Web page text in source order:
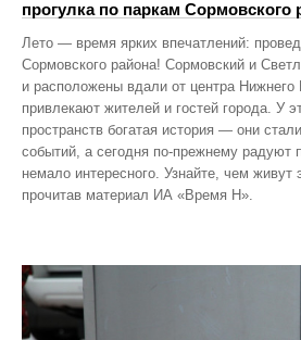
прогулка по паркам Сормовского
Лето — время ярких впечатлений:
Сормовского района! Сормовский и
и расположены вдали от центра Нижнего
привлекают жителей и гостей города. У
пространств богатая история — они
событий, а сегодня по‑прежнему радуют
немало интересного. Узнайте, чем живут
прочитав материал ИА «Время Н».